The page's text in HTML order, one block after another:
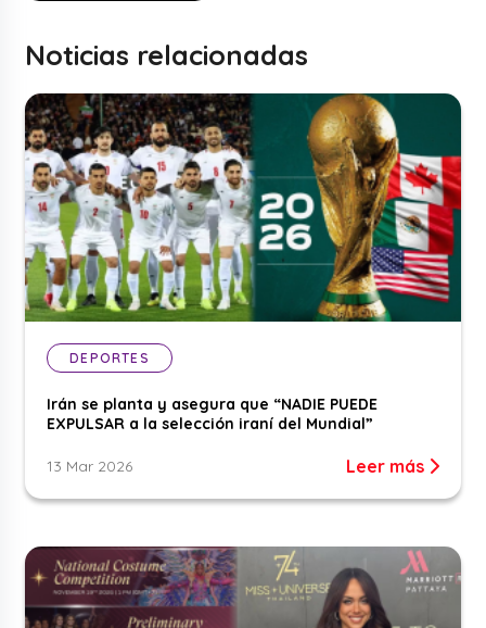
Noticias relacionadas
DEPORTES
Irán se planta y asegura que “NADIE PUEDE
EXPULSAR a la selección iraní del Mundial”
13 Mar 2026 Leer más